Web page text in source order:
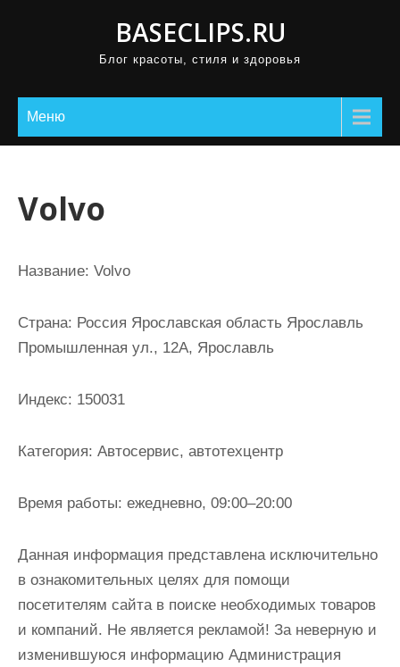
BASECLIPS.RU
Блог красоты, стиля и здоровья
Меню
Volvo
Название: Volvo
Страна: Россия Ярославская область Ярославль
Промышленная ул., 12А, Ярославль
Индекс: 150031
Категория: Автосервис, автотехцентр
Время работы: ежедневно, 09:00–20:00
Данная информация представлена исключительно
в ознакомительных целях для помощи
посетителям сайта в поиске необходимых товаров
и компаний. Не является рекламой! За неверную и
изменившуюся информацию Администрация